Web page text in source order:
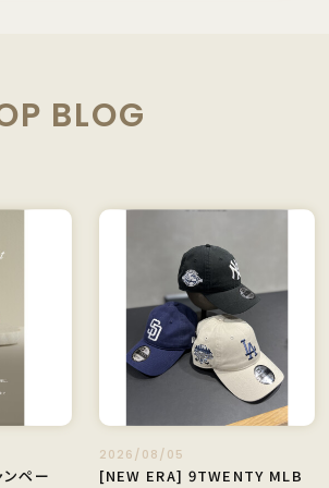
BLOG
ンペー
2026/08/05
[NEW ERA] 9TWENTY MLB